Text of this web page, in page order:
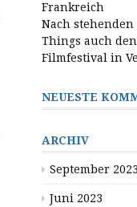
Frankreich
Nach
Things auch
Filmfestival in
NEUESTE
ARCHIV
September 2023
Juni 2023